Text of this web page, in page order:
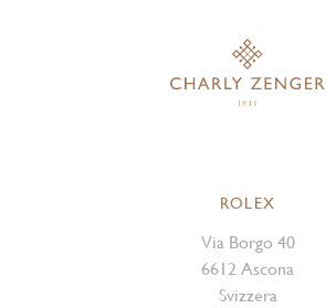
ROLEX
Via Borgo 40
6612 Ascona
Svizzera